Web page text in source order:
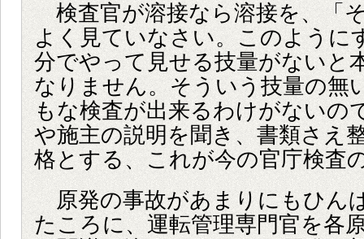
検査官が溶接なら溶接を、「
よく見ていなさい。このように
分でやって見せる技量がないと
なりません。そういう技量の無
もな検査が出来るわけがないの
や施主の説明を聞き、書類さえ
格とする、これが今の官庁検査
原発の事故があまりにもひん
たころに、運転管理専門官を各